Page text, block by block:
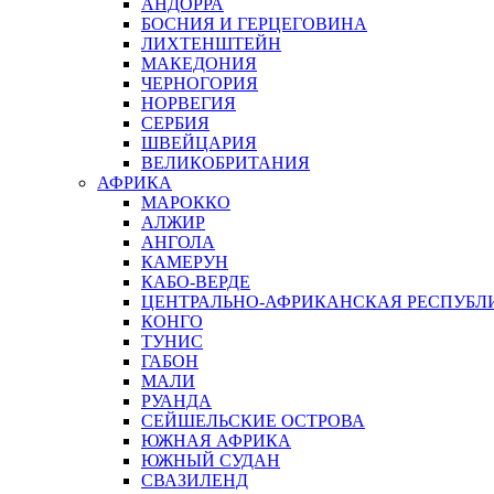
АНДОРРА
БОСНИЯ И ГЕРЦЕГОВИНА
ЛИХТЕНШТЕЙН
МАКЕДОНИЯ
ЧЕРНОГОРИЯ
НОРВЕГИЯ
СЕРБИЯ
ШВЕЙЦАРИЯ
ВЕЛИКОБРИТАНИЯ
АФРИКА
МАРОККО
АЛЖИР
АНГОЛА
КАМЕРУН
КАБО-ВЕРДЕ
ЦЕНТРАЛЬНО-АФРИКАНСКАЯ
КОНГО
ТУНИС
ГАБОН
МАЛИ
РУАНДА
СЕЙШЕЛЬСКИЕ ОСТРОВА
ЮЖНАЯ АФРИКА
ЮЖНЫЙ СУДАН
СВАЗИЛЕНД